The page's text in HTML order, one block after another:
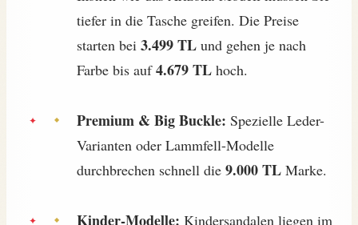
tiefer in die Tasche greifen. Die Preise
starten bei 3.499 TL und gehen je nach
Farbe bis auf4.679 TL hoch.
Premium & Big Buckle: Spezielle Leder-
Varianten oder Lammfell-Modelle
durchbrechen schnell die 9.000 TL Marke.
Kinder-Modelle: Kindersandalen liegen im